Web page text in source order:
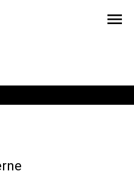
menu